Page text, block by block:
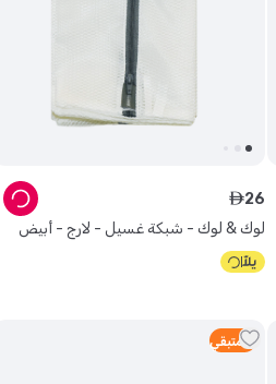
لوك & لوك - شبكة غسيل - لارج - أبيض
ê26
4 متبقي